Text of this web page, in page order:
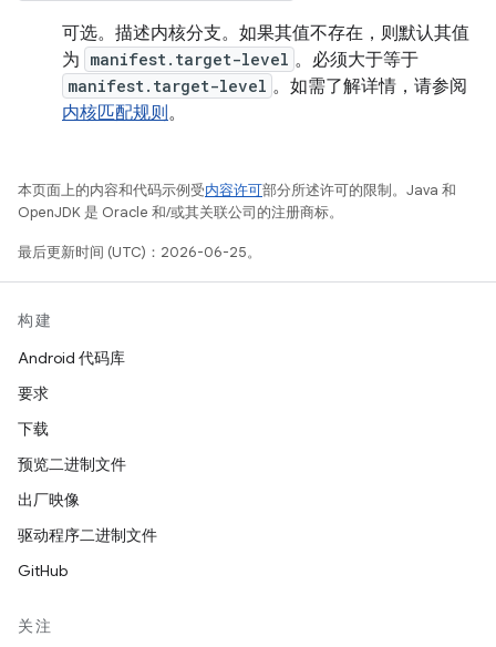
可选。描述内核分支。如果其值不存在，则默认其值
为 manifest.target-level 。必须大于等于
manifest.target-level 。如需了解详情，请参阅
内核匹配规则。
本页面上的内容和代码示例受内容许可部分所述许可的限制。Java 和
OpenJDK 是 Oracle 和/或其关联公司的注册商标。
最后更新时间 (UTC)：2026-06-25。
构建
Android 代码库
要求
下载
预览二进制文件
出厂映像
驱动程序二进制文件
GitHub
关注